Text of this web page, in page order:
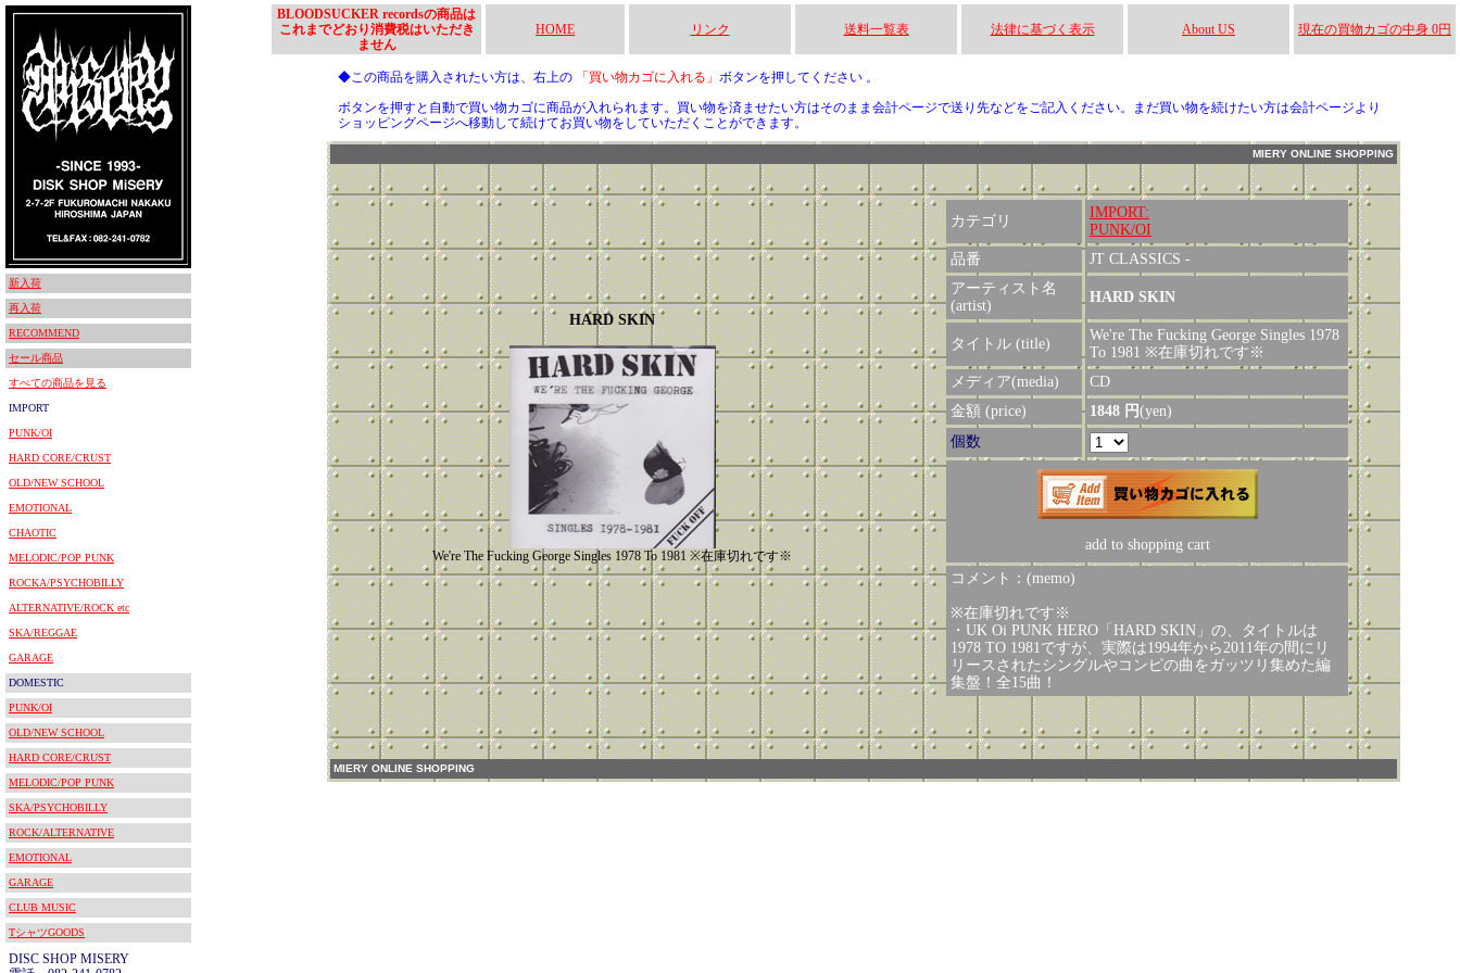
新入荷
再入荷
RECOMMEND
セール商品
すべての商品を見る
IMPORT
PUNK/OI
HARD CORE/CRUST
OLD/NEW SCHOOL
EMOTIONAL
CHAOTIC
MELODIC/POP PUNK
ROCKA/PSYCHOBILLY
ALTERNATIVE/ROCK etc
SKA/REGGAE
GARAGE
DOMESTIC
PUNK/OI
OLD/NEW SCHOOL
HARD CORE/CRUST
MELODIC/POP PUNK
SKA/PSYCHOBILLY
ROCK/ALTERNATIVE
EMOTIONAL
GARAGE
CLUB MUSIC
TシャツGOODS
DISC SHOP MISERY
BLOODSUCKER recordsの商品は
これまでどおり消費税はいただき
ません
HOME リンク 送料一覧表 法律に基づく表示 About US 現在の買物カゴの中身 0円
◆この商品を購入されたい方は、右上の 「買い物カゴに入れる」 ボタンを押してください 。
ボタンを押すと自動で買い物カゴに商品が入れられます。買い物を済ませたい方はそのまま会計ページで送り先などをご記入ください。まだ買い物を続けたい方は会計ページより
ショッピングページへ移動して続けてお買い物をしていただくことができます。
MIERY ONLINE SHOPPING
HARD SKIN
We're The Fucking George Singles 1978 To 1981 ※在庫切れです※
カテゴリ
IMPORT:
PUNK/OI
品番
JT CLASSICS -
アーティスト名
(artist)
HARD SKIN
タイトル (title)
We're The Fucking George Singles 1978
To 1981 ※在庫切れです※
メディア(media)
CD
金額 (price)
1848 円(yen)
個数
add to shopping cart
コメント：(memo)
※在庫切れです※
・UK Oi PUNK HERO「HARD SKIN」の、タイトルは
1978 TO 1981ですが、実際は1994年から2011年の間にリ
リースされたシングルやコンピの曲をガッツリ集めた編
集盤！全15曲！
MIERY ONLINE SHOPPING